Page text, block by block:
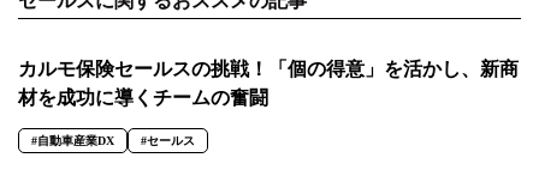
カルモ保険セールスの挑戦！「個の得意」を活かし、新商
材を成功に導くチームの奮闘
#自動車産業DX #セールス